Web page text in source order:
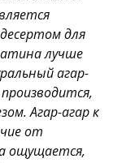
для
лучше
агар-
Агар-агар к
от
ощущается,